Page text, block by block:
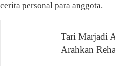
cerita personal para anggota.
NavigasiTari Marjadi
Arahkan